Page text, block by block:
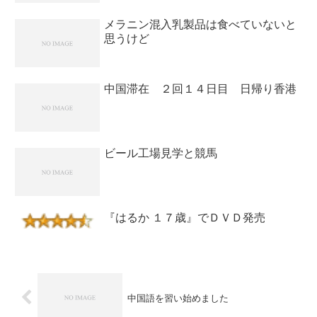
メラニン混入乳製品は食べていないと
思うけど
中国滞在 ２回１４日目 日帰り香港
ビール工場見学と競馬
『はるか １７歳』でＤＶＤ発売
中国語を習い始めました